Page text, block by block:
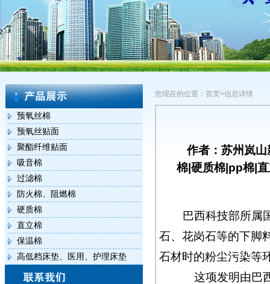
预氧丝棉
预氧丝贴面
聚酯纤维贴面
吸音棉
过滤棉
防火棉、阻燃棉
硬质棉
直立棉
保温棉
高低档床垫、医用、护理床垫
您现在的位置：首页>信息详情
作者：苏州岚
棉|硬质棉|pp棉|
巴西科技部所属
石、花岗石等的下脚
石材时的粉尘污染等
这项发明由巴西